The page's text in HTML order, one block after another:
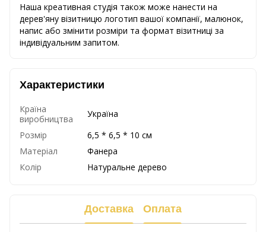
Наша креативная студія також може нанести на
дерев'яну візитницю логотип вашої компанії, малюнок,
напис або змінити розміри та формат візитниці за
індивідуальним запитом.
Характеристики
Країна
виробництва
Україна
Розмір
6,5 * 6,5 * 10 см
Матеріал
Фанера
Колір
Натуральне дерево
Доставка Оплата